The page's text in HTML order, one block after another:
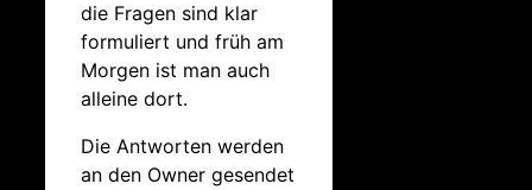
die Fragen sind klar
formuliert und früh am
Morgen ist man auch
alleine dort.
Die Antworten werden
an den Owner gesendet